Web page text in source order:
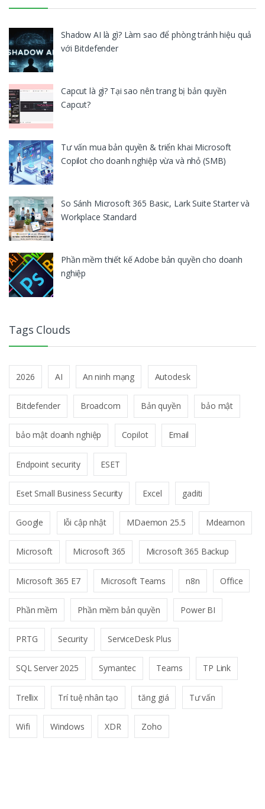
Shadow AI là gì? Làm sao để phòng tránh hiệu quả
với Bitdefender
Capcut là gì? Tại sao nên trang bị bản quyền
Capcut?
Tư vấn mua bản quyền & triển khai Microsoft
Copilot cho doanh nghiệp vừa và nhỏ (SMB)
So Sánh Microsoft 365 Basic, Lark Suite Starter và
Workplace Standard
Phần mềm thiết kế Adobe bản quyền cho doanh
nghiệp
Tags Clouds
2026 AI An ninh mạng Autodesk
Bitdefender Broadcom Bản quyền bảo mật
bảo mật doanh nghiệp Copilot Email
Endpoint security ESET
Eset Small Business Security Excel gaditi
Google lỗi cập nhật MDaemon 25.5 Mdeamon
Microsoft Microsoft 365 Microsoft 365 Backup
Microsoft 365 E7 Microsoft Teams n8n Office
Phần mềm Phần mềm bản quyền Power BI
PRTG Security ServiceDesk Plus
SQL Server 2025 Symantec Teams TP Link
Trellix Trí tuệ nhân tạo tăng giá Tư vấn
Wifi Windows XDR Zoho